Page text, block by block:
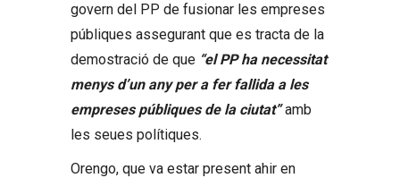
govern del PP de fusionar les empreses
públiques assegurant que es tracta de la
demostració de que “el PP ha necessitat
menys d’un any per a fer fallida a les
empreses públiques de la ciutat”amb
les seues polítiques.
Orengo, que va estar present ahir en